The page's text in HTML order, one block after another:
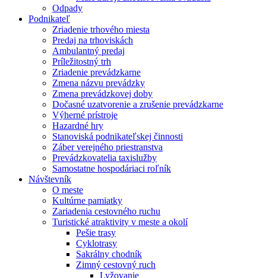
Odpady
Podnikateľ
Zriadenie trhového miesta
Predaj na trhoviskách
Ambulantný predaj
Príležitostný trh
Zriadenie prevádzkarne
Zmena názvu prevádzky
Zmena prevádzkovej doby
Dočasné uzatvorenie a zrušenie prevádzkarne
Výherné prístroje
Hazardné hry
Stanoviská podnikateľskej činnosti
Záber verejného priestranstva
Prevádzkovatelia taxislužby
Samostatne hospodáriaci roľník
Návštevník
O meste
Kultúrne pamiatky
Zariadenia cestovného ruchu
Turistické atraktivity v meste a okolí
Pešie trasy
Cyklotrasy
Sakrálny chodník
Zimný cestovný ruch
Lyžovanie